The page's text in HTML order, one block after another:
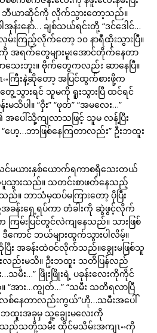
င့် ဘီယာဆိုင်ကို လိုက်သွားတော့သည်။
းနော်… ချစ်သယ်ရင်းတို့ “ဒင်ဒေါင်…
လှမ်းကြည့်လိုက်တော့ ၁၀ နာရီထိုးသွားပြီ။
ကို အရက်တွေများမူးအောင်တိုက်နေတာ
ာသေးဘူး။ ဗိုက်တွေကလည်း ဆာနေပြီ။
ကြီးနဲ့ဆိုတော့ အပြင်ထွက်စားဖို့က
ေ့သွားရင် သူမကို ရူးသွားပြီ ထင်ရင်
ပါ။ “ဝှီး” “ဖုတ်” “အမလေး…”
ပေါ်သို့ကျလာသဖြင့် သူမ လန့်ပြီး
ဟေ့…ဘာဖြစ်နေကြတာလည်း” ဦးဘထူး
လင်မယားနှစ်ယောက်ရကာစရှိသေးတယ်
တ်ပူသွားသည်။ သတင်းစာဖတ်နေသည့်
။ ဘာသံမှထပ်မကြားတော့ ပိုပြီး
ခန်းရှေ့ရပ်ကာ တံခါးကို ဆွဲဖွင့်လိုက်
ကြမ်းပြင်တွင်လဲကျနေသည်။ သားဖြစ်
ကောင် ဘယ်များထွက်သွားပါလိမ့်။
ပြီး အခန်းထဲဝင်လိုက်သည်။ချွေးမဖြစ်သူ
းမသိ။ ဦးဘထူး သတိပြန်လည်
မီး…” ဖြိုးဖြိုးရဲ့ ပခုန်းလေးကိုကိုင်
“အား…ကျွတ်…” “သမီး သတိရလာပြီ
လစ်နေတာလည်းကွယ်”ဟို…သမီးအပေါ်
ထူးအခုမှ သူ့ချွေးမလေးကို
သည်သတို့သမီး ထိုင်မသိမ်းအကျၤႌကို